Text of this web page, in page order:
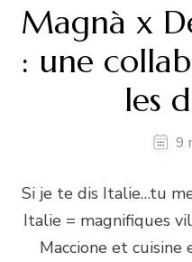
Magnà x
: une
les
9
Si je te dis Italie…tu
Italie = magnifiques
Maccione et cuisine